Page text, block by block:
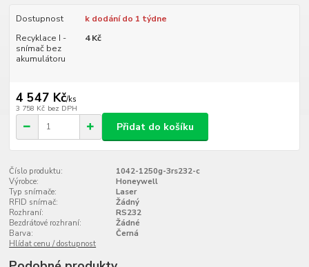
Dostupnost
k dodání do 1 týdne
Recyklace I -
snímač bez
akumulátoru
4 Kč
4 547 Kč/ks
3 758 Kč bez DPH
Přidat do košíku
Číslo produktu:
1042-1250g-3rs232-c
Výrobce:
Honeywell
Typ snímače:
Laser
RFID snímač:
Žádný
Rozhraní:
RS232
Bezdrátové rozhraní:
Žádné
Barva:
Černá
Hlídat cenu / dostupnost